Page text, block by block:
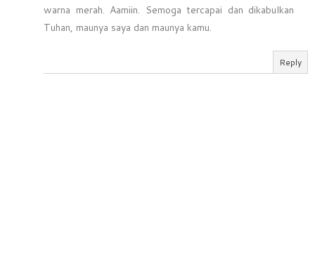
warna merah. Aamiin. Semoga tercapai dan dikabulkan
Tuhan, maunya saya dan maunya kamu.
Reply